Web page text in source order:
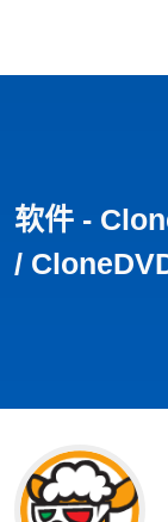
软件 -
/